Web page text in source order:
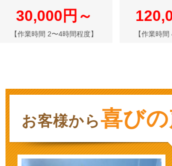
30,000円～
【作業時間 2〜4時間程度】 【作業時
お客様から喜び